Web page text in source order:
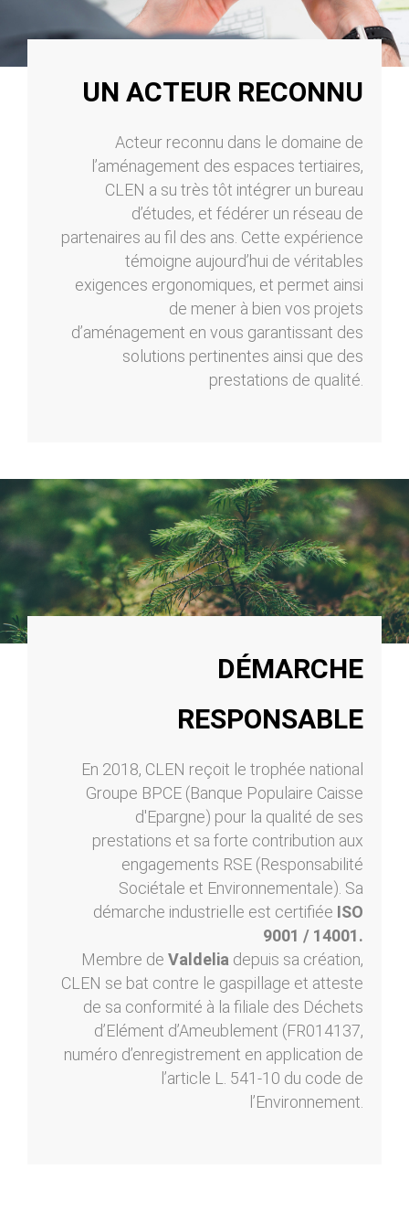
UN ACTEUR RECONNU
Acteur reconnu dans le domaine de
l’aménagement des espaces tertiaires,
CLEN a su très tôt intégrer un bureau
d’études, et fédérer un réseau de
partenaires au fil des ans. Cette expérience
témoigne aujourd’hui de véritables
exigences ergonomiques, et permet ainsi
de mener à bien vos projets
d’aménagement en vous garantissant des
solutions pertinentes ainsi que des
prestations de qualité.
DÉMARCHE
RESPONSABLE
En 2018, CLEN reçoit le trophée national
Groupe BPCE (Banque Populaire Caisse
d'Epargne) pour la qualité de ses
prestations et sa forte contribution aux
engagements RSE (Responsabilité
Sociétale et Environnementale). Sa
démarche industrielle est certifiée ISO
9001 / 14001.
Membre de Valdelia depuis sa création,
CLEN se bat contre le gaspillage et atteste
de sa conformité à la filiale des Déchets
d’Elément d’Ameublement (FR014137,
numéro d’enregistrement en application de
l’article L. 541-10 du code de
l’Environnement.